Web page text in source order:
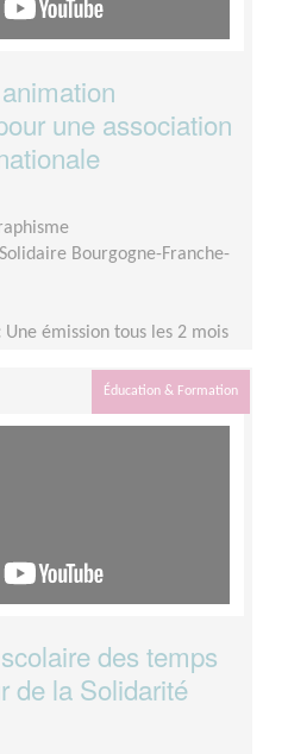
une association
Bourgogne-Franche-
Une émission tous les 2 mois
+ 1 rencontre par
locale
Éducation & Formation
des temps
de la Solidarité